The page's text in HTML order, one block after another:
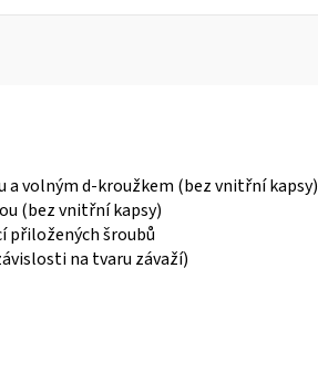
a volným d-kroužkem (bez vnitřní kapsy)
(bez vnitřní kapsy)
přiložených šroubů
na tvaru závaží)